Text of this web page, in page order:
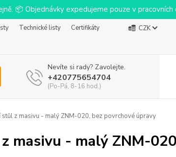
📦 Objednávky expedujeme pouze v
Technické listy
Certifikáty
CZK
Nevíte si rady? Zavolejte.
+420775654704
(Po-Pá, 8-16 hod.)
stůl z masivu - malý ZNM-020, bez povrchové úpravy
masivu - malý ZNM-